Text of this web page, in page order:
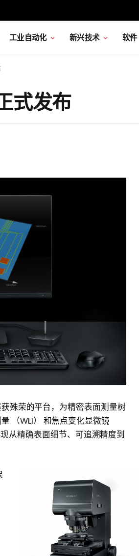
工业自动化 新兴技术 软件
式发布
殊荣的平台，为精密表面测量树
（WLI） 和焦点变化显微镜
从精确表面细节、可追溯精度到